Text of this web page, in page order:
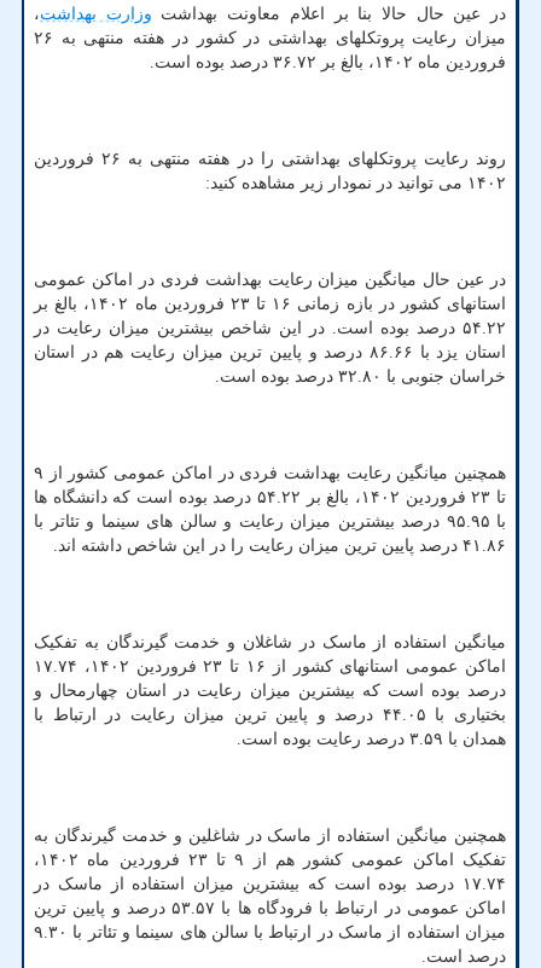
در عین حال حالا بنا بر اعلام معاونت بهداشت وزارت بهداشت،
میزان رعایت پروتکلهای بهداشتی در کشور در هفته منتهی به ۲۶
فروردین ماه ۱۴۰۲، بالغ بر ۳۶.۷۲ درصد بوده است.
روند رعایت پروتکلهای بهداشتی را در هفته منتهی به ۲۶ فروردین
۱۴۰۲ می توانید در نمودار زیر مشاهده کنید:
در عین حال میانگین میزان رعایت بهداشت فردی در اماکن عمومی
استانهای کشور در بازه زمانی ۱۶ تا ۲۳ فروردین ماه ۱۴۰۲، بالغ بر
۵۴.۲۲ درصد بوده است. در این شاخص بیشترین میزان رعایت در
استان یزد با ۸۶.۶۶ درصد و پایین ترین میزان رعایت هم در استان
خراسان جنوبی با ۳۲.۸۰ درصد بوده است.
همچنین میانگین رعایت بهداشت فردی در اماکن عمومی کشور از ۹
تا ۲۳ فروردین ۱۴۰۲، بالغ بر ۵۴.۲۲ درصد بوده است که دانشگاه ها
با ۹۵.۹۵ درصد بیشترین میزان رعایت و سالن های سینما و تئاتر با
۴۱.۸۶ درصد پایین ترین میزان رعایت را در این شاخص داشته اند.
میانگین استفاده از ماسک در شاغلان و خدمت گیرندگان به تفکیک
اماکن عمومی استانهای کشور از ۱۶ تا ۲۳ فروردین ۱۴۰۲، ۱۷.۷۴
درصد بوده است که بیشترین میزان رعایت در استان چهارمحال و
بختیاری با ۴۴.۰۵ درصد و پایین ترین میزان رعایت در ارتباط با
همدان با ۳.۵۹ درصد رعایت بوده است.
همچنین میانگین استفاده از ماسک در شاغلین و خدمت گیرندگان به
تفکیک اماکن عمومی کشور هم از ۹ تا ۲۳ فروردین ماه ۱۴۰۲،
۱۷.۷۴ درصد بوده است که بیشترین میزان استفاده از ماسک در
اماکن عمومی در ارتباط با فرودگاه ها با ۵۳.۵۷ درصد و پایین ترین
میزان استفاده از ماسک در ارتباط با سالن های سینما و تئاتر با ۹.۳۰
درصد است.